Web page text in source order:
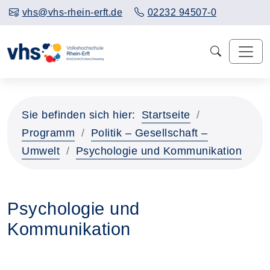
vhs@vhs-rhein-erft.de 02232 94507-0
Sie befinden sich hier:
Startseite
Programm
Politik – Gesellschaft –
Umwelt
Psychologie und Kommunikation
Psychologie und
Kommunikation